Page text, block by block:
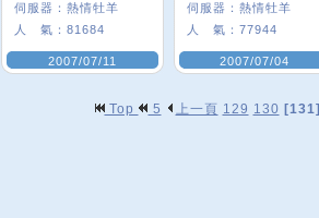
伺服器： 熱情牡羊
人 氣： 81684
2007/07/11
伺服器： 熱情牡羊
人 氣： 77944
2007/07/04
Top 5 上一頁 129 130 [131]